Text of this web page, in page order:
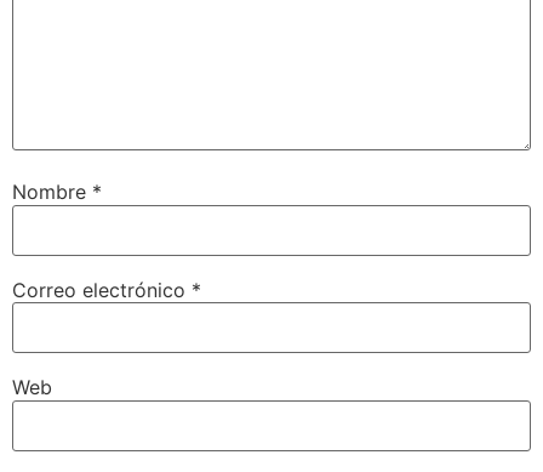
Nombre *
Correo electrónico *
Web